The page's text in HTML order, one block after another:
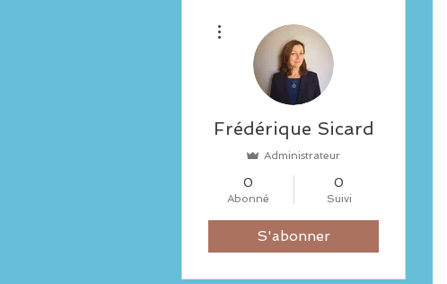
Frédérique Sicard
Administrateur
0
Abonné
0
Suivi
S'abonner